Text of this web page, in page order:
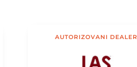
AUTORIZOVANI DEALER